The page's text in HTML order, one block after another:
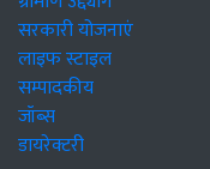
सरकारी योजनाएं
लाइफ स्टाइल
सम्पादकीय
जॉब्स
डायरेक्टरी